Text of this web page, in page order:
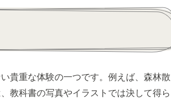
貴重な体験の一つです。例えば、森林散
教科書の写真やイラストでは決して得ら